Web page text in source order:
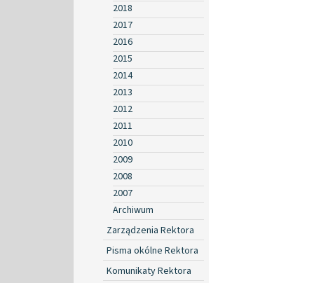
2018
2017
2016
2015
2014
2013
2012
2011
2010
2009
2008
2007
Archiwum
Zarządzenia Rektora
Pisma okólne Rektora
Komunikaty Rektora